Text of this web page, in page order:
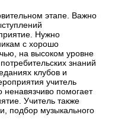
этапе. Важно
Нужно
с хорошо
на высоком уровне
знаний
клубов и
учитель
ненавязчиво помогает
Учитель также
подбор музыкального